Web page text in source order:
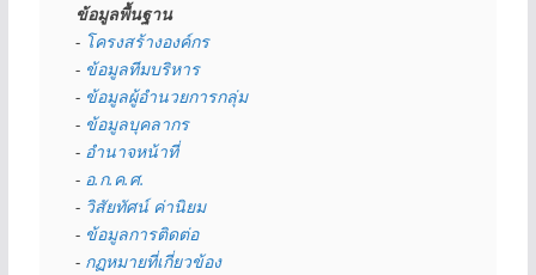
ข้อมูลพื้นฐาน
- โครงสร้างองค์กร
- ข้อมูลทีมบริหาร
- ข้อมูลผู้อำนวยการกลุ่ม
- ข้อมูลบุคลากร
- อำนาจหน้าที่
- อ.ก.ค.ศ.
- วิสัยทัศน์ ค่านิยม
- ข้อมูลการติดต่อ
- กฏหมายที่เกี่ยวข้อง